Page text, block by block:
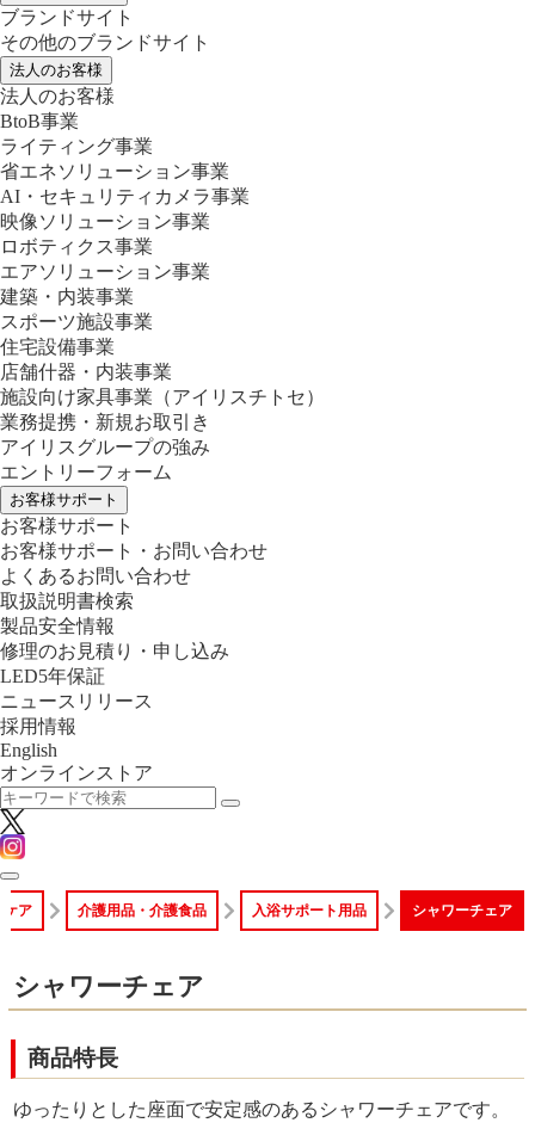
ブランドサイト
その他のブランドサイト
法人のお客様
法人のお客様
BtoB事業
ライティング事業
省エネソリューション事業
AI・セキュリティカメラ事業
映像ソリューション事業
ロボティクス事業
エアソリューション事業
建築・内装事業
スポーツ施設事業
住宅設備事業
店舗什器・内装事業
施設向け家具事業 （アイリスチトセ）
業務提携・新規お取引き
アイリスグループの強み
エントリーフォーム
お客様サポート
お客様サポート
お客様サポート・お問い合わせ
よくあるお問い合わせ
取扱説明書検索
製品安全情報
修理のお見積り・申し込み
LED5年保証
ニュースリリース
採用情報
English
オンラインストア
ケア 介護用品・介護食品 入浴サポート用品 シャワーチェア
シャワーチェア
商品特長
ゆったりとした座面で安定感のあるシャワーチェアです。